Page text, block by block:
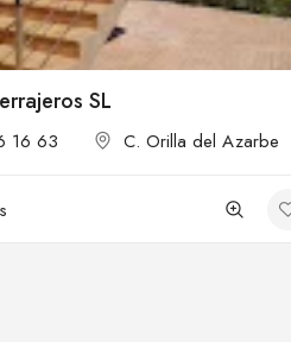
SL
16 63 C. Orilla del Azarbe